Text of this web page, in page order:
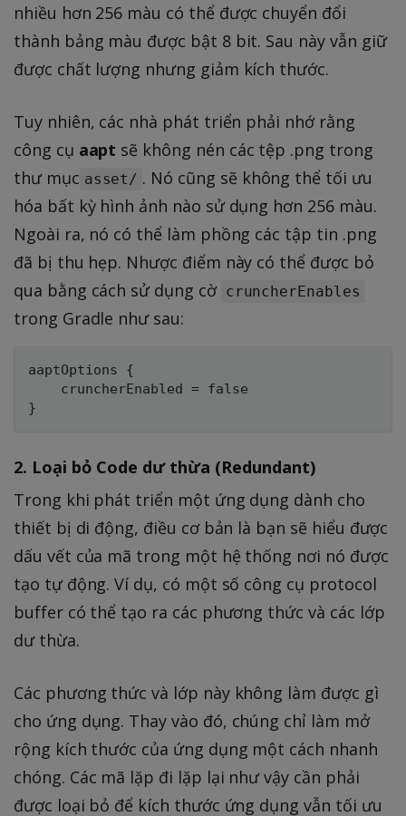
nhiều hơn 256 màu có thể được chuyển đổi
thành bảng màu được bật 8 bit. Sau này vẫn giữ
được chất lượng nhưng giảm kích thước.
Tuy nhiên, các nhà phát triển phải nhớ rằng
công cụ aapt sẽ không nén các tệp .png trong
thư mục asset/ . Nó cũng sẽ không thể tối ưu
hóa bất kỳ hình ảnh nào sử dụng hơn 256 màu.
Ngoài ra, nó có thể làm phồng các tập tin .png
đã bị thu hẹp. Nhược điểm này có thể được bỏ
qua bằng cách sử dụng cờ cruncherEnables
trong Gradle như sau:
aaptOptions {
    cruncherEnabled = false
2. Loại bỏ Code dư thừa (Redundant)
Trong khi phát triển một ứng dụng dành cho
thiết bị di động, điều cơ bản là bạn sẽ hiểu được
dấu vết của mã trong một hệ thống nơi nó được
tạo tự động. Ví dụ, có một số công cụ protocol
buffer có thể tạo ra các phương thức và các lớp
dư thừa.
Các phương thức và lớp này không làm được gì
cho ứng dụng. Thay vào đó, chúng chỉ làm mở
rộng kích thước của ứng dụng một cách nhanh
chóng. Các mã lặp đi lặp lại như vậy cần phải
được loại bỏ để kích thước ứng dụng vẫn tối ưu